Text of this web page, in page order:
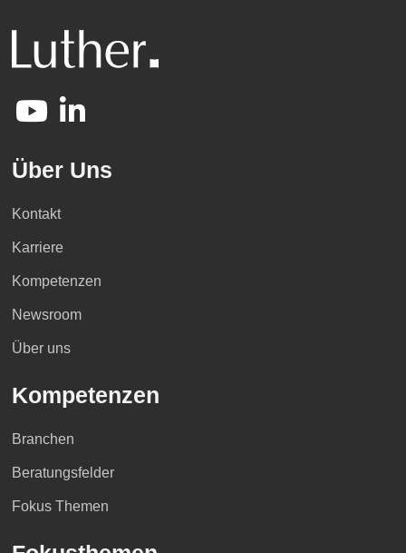
Über Uns
Kontakt
Karriere
Kompetenzen
Newsroom
Über uns
Kompetenzen
Branchen
Beratungsfelder
Fokus Themen